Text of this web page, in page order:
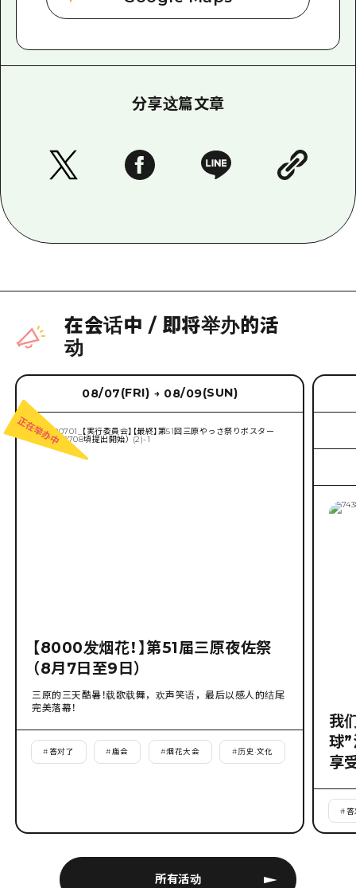
分享这篇文章
在会话中 / 即将举办的活
动
所有活动
08/07(FRI) → 08/09(SUN)
【8000发烟花！】第51届三原夜佐祭
（8月7日至9日）
三原的三天酷暑！载歌载舞，欢声笑语，最后以感人的结尾
完美落幕！
# 答对了 #庙会 #烟花大会 #历史·文化
我
球
享
#